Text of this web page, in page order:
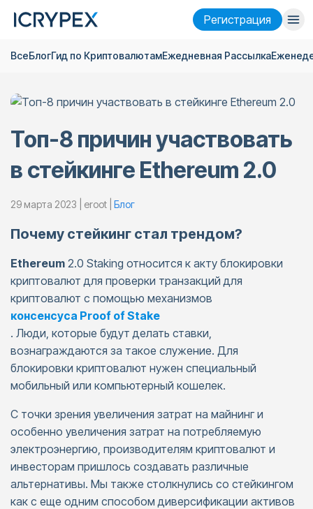
Pегистрация
Войти Pегистрация
Исследовать
Language Русский
ВсеБлогГид по КриптовалютамЕжедневная Pассылка
Топ-8 причин участвовать
в стейкинге Ethereum 2.0
29 марта 2023 | eroot | Блог
Почему стейкинг стал трендом?
Ethereum 2.0 Staking относится к акту блокировки
криптовалют для проверки транзакций для
криптовалют с помощью механизмов
консенсуса Proof of Stake
. Люди, которые будут делать ставки,
вознаграждаются за такое служение. Для
блокировки криптовалют нужен специальный
мобильный или компьютерный кошелек.
С точки зрения увеличения затрат на майнинг и
особенно увеличения затрат на потребляемую
электроэнергию, производителям криптовалют и
инвесторам пришлось создавать различные
альтернативы. Мы также столкнулись со стейкингом
как с еще одним способом диверсификации активов